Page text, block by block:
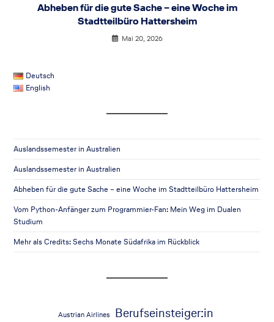
Abheben für die gute Sache – eine Woche im
Stadtteilbüro Hattersheim
Mai 20, 2026
Deutsch
English
Auslandssemester in Australien
Auslandssemester in Australien
Abheben für die gute Sache – eine Woche im Stadtteilbüro Hattersheim
Vom Python-Anfänger zum Programmier-Fan: Mein Weg im Dualen
Studium
Mehr als Credits: Sechs Monate Südafrika im Rückblick
Austrian Airlines Berufseinsteiger:in